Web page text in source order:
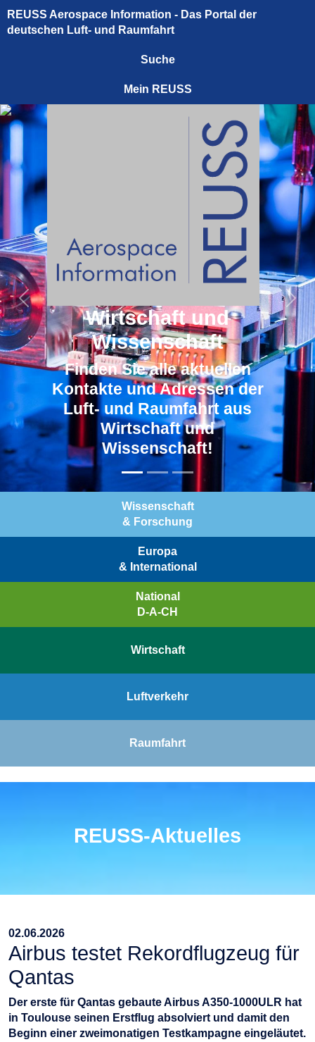
REUSS Aerospace Information - Das Portal der
deutschen Luft- und Raumfahrt
Suche
Mein REUSS
Wirtschaft und
Wissenschaft
Finden Sie alle aktuellen
Kontakte und Adressen der
Luft- und Raumfahrt aus
Wirtschaft und
Wissenschaft!
Previous Next
Wissenschaft
& Forschung
Europa
& International
National
D-A-CH
Wirtschaft
Luftverkehr
Raumfahrt
REUSS-Aktuelles
02.06.2026
Airbus testet Rekordflugzeug für
Qantas
Der erste für Qantas gebaute Airbus A350-1000ULR hat
in Toulouse seinen Erstflug absolviert und damit den
Beginn einer zweimonatigen Testkampagne eingeläutet.